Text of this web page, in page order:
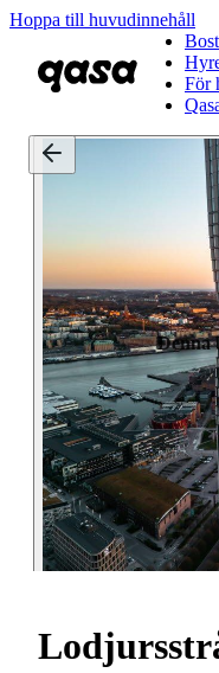
Hoppa till huvudinnehåll
För
Denna